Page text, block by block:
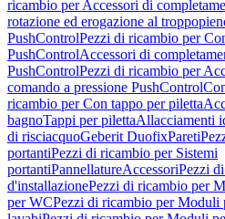
ricambio per Accessori di
rotazione ed erogazione al
PushControlPezzi di ricambio per
PushControlAccessori di
PushControlPezzi di ricambio per
comando a pressione PushControl
ricambio per Con tappo per piletta
bagnoTappi per pilettaAllacciamenti
di risciacquoGeberit DuofixPareti
portantiPezzi di ricambio per Sistemi
portantiPannellatureAccessoriPezzi
d'installazionePezzi di ricambio per
per WCPezzi di ricambio per Moduli